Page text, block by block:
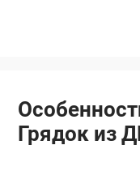
Грядок из